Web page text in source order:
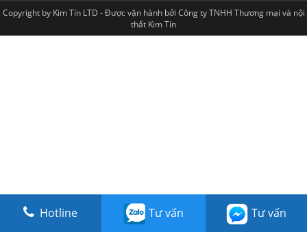
Hotline Tư vấn Tư vấn
Copyright by Kim Tín LTD - Được vận hành bởi Công ty TNHH Thương mại và nội
thất Kim Tín